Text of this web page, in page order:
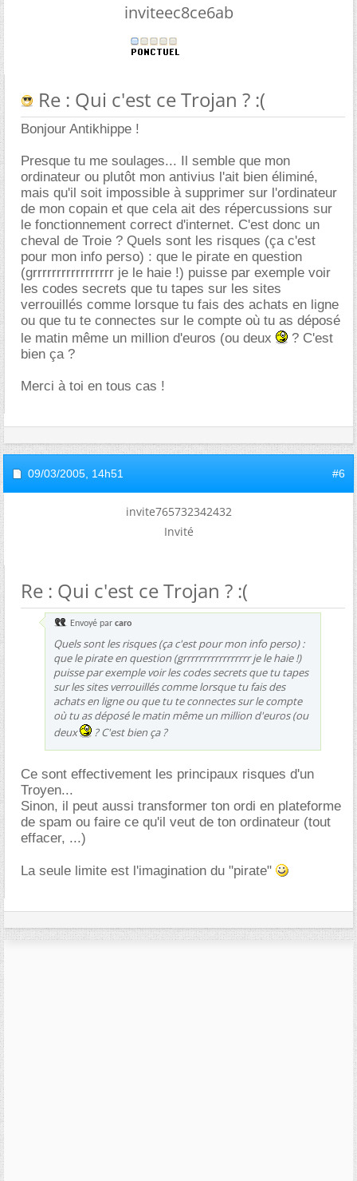
inviteec8ce6ab
Re : Qui c'est ce Trojan ? :(
Bonjour Antikhippe !
Presque tu me soulages... Il semble que mon
ordinateur ou plutôt mon antivius l'ait bien éliminé,
mais qu'il soit impossible à supprimer sur l'ordinateur
de mon copain et que cela ait des répercussions sur
le fonctionnement correct d'internet. C'est donc un
cheval de Troie ? Quels sont les risques (ça c'est
pour mon info perso) : que le pirate en question
(grrrrrrrrrrrrrrrrr je le haie !) puisse par exemple voir
les codes secrets que tu tapes sur les sites
verrouillés comme lorsque tu fais des achats en ligne
ou que tu te connectes sur le compte où tu as déposé
le matin même un million d'euros (ou deux
? C'est
bien ça ?
Merci à toi en tous cas !
09/03/2005, 14h51 #6
invite765732342432
Invité
Re : Qui c'est ce Trojan ? :(
Envoyé par caro
Quels sont les risques (ça c'est pour mon info perso) :
que le pirate en question (grrrrrrrrrrrrrrrrr je le haie !)
puisse par exemple voir les codes secrets que tu tapes
sur les sites verrouillés comme lorsque tu fais des
achats en ligne ou que tu te connectes sur le compte
où tu as déposé le matin même un million d'euros (ou
deux
? C'est bien ça ?
Ce sont effectivement les principaux risques d'un
Troyen...
Sinon, il peut aussi transformer ton ordi en plateforme
de spam ou faire ce qu'il veut de ton ordinateur (tout
effacer, ...)
La seule limite est l'imagination du "pirate"